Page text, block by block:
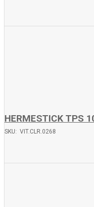
HERMESTICK TPS
SKU: VIT.CLR.0268